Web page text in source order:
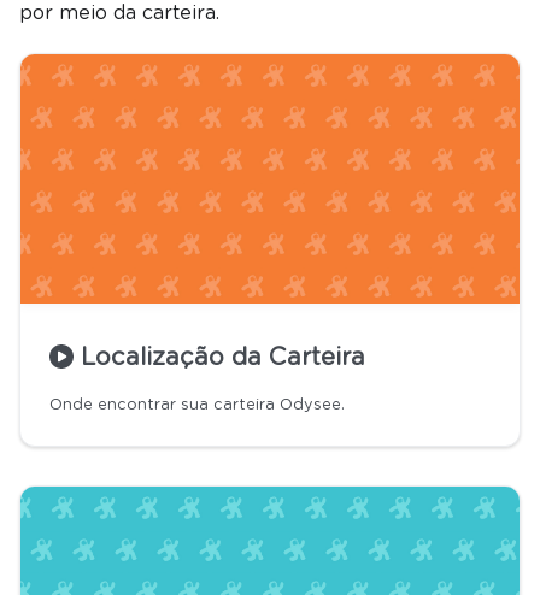
por meio da carteira.
Localização da Carteira
Onde encontrar sua carteira Odysee.